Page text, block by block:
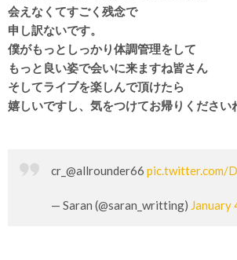
会えなくてすごく残念で
申し訳ないです。
僕がもっとしっかり体調管理をして
もっと良い姿で会いに来ますね皆さん
そしてライブを楽しんで頂けたら
嬉しいですし、気をつけてお帰りください
cr_@allrounder66 pic.twitter.com/
— Saran (@saran_writting) January